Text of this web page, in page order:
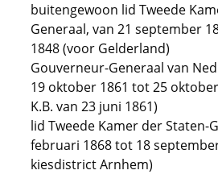
buitengewoon lid Tweede
Generaal, van 21 september
1848 (voor Gelderland)
Gouverneur-Generaal van
19 oktober 1861 tot 25
K.B. van 23 juni 1861)
lid Tweede Kamer der Staten-
februari 1868 tot 18
kiesdistrict Arnhem)